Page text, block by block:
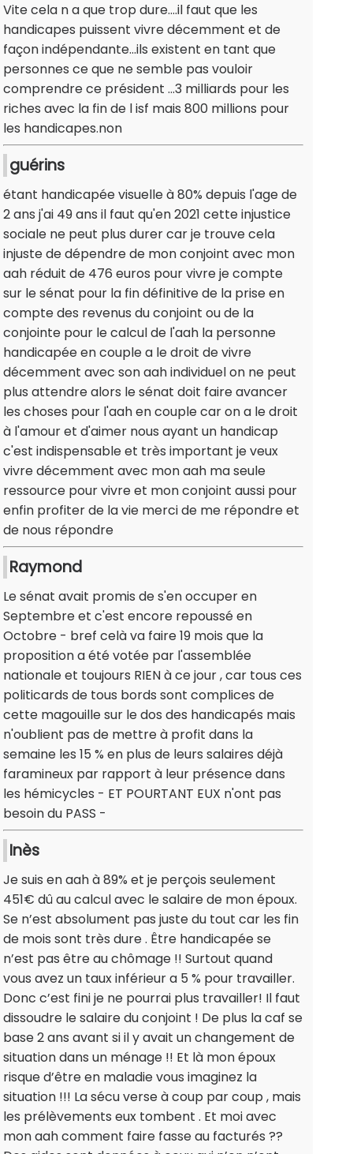
Vite cela n a que trop dure....il faut que les
handicapes puissent vivre décemment et de
façon indépendante...ils existent en tant que
personnes ce que ne semble pas vouloir
comprendre ce président ...3 milliards pour les
riches avec la fin de l isf mais 800 millions pour
les handicapes.non
guérins
étant handicapée visuelle à 80% depuis l'age de
2 ans j'ai 49 ans il faut qu'en 2021 cette injustice
sociale ne peut plus durer car je trouve cela
injuste de dépendre de mon conjoint avec mon
aah réduit de 476 euros pour vivre je compte
sur le sénat pour la fin définitive de la prise en
compte des revenus du conjoint ou de la
conjointe pour le calcul de l'aah la personne
handicapée en couple a le droit de vivre
décemment avec son aah individuel on ne peut
plus attendre alors le sénat doit faire avancer
les choses pour l'aah en couple car on a le droit
à l'amour et d'aimer nous ayant un handicap
c'est indispensable et très important je veux
vivre décemment avec mon aah ma seule
ressource pour vivre et mon conjoint aussi pour
enfin profiter de la vie merci de me répondre et
de nous répondre
Raymond
Le sénat avait promis de s'en occuper en
Septembre et c'est encore repoussé en
Octobre - bref celà va faire 19 mois que la
proposition a été votée par l'assemblée
nationale et toujours RIEN à ce jour , car tous ces
politicards de tous bords sont complices de
cette magouille sur le dos des handicapés mais
n'oublient pas de mettre à profit dans la
semaine les 15 % en plus de leurs salaires déjà
faramineux par rapport à leur présence dans
les hémicycles - ET POURTANT EUX n'ont pas
besoin du PASS -
Inès
Je suis en aah à 89% et je perçois seulement
451€ dû au calcul avec le salaire de mon époux.
Se n’est absolument pas juste du tout car les fin
de mois sont très dure . Être handicapée se
n’est pas être au chômage !! Surtout quand
vous avez un taux inférieur a 5 % pour travailler.
Donc c’est fini je ne pourrai plus travailler! Il faut
dissoudre le salaire du conjoint ! De plus la caf se
base 2 ans avant si il y avait un changement de
situation dans un ménage !! Et là mon époux
risque d’être en maladie vous imaginez la
situation !!! La sécu verse à coup par coup , mais
les prélèvements eux tombent . Et moi avec
mon aah comment faire fasse au facturés ??